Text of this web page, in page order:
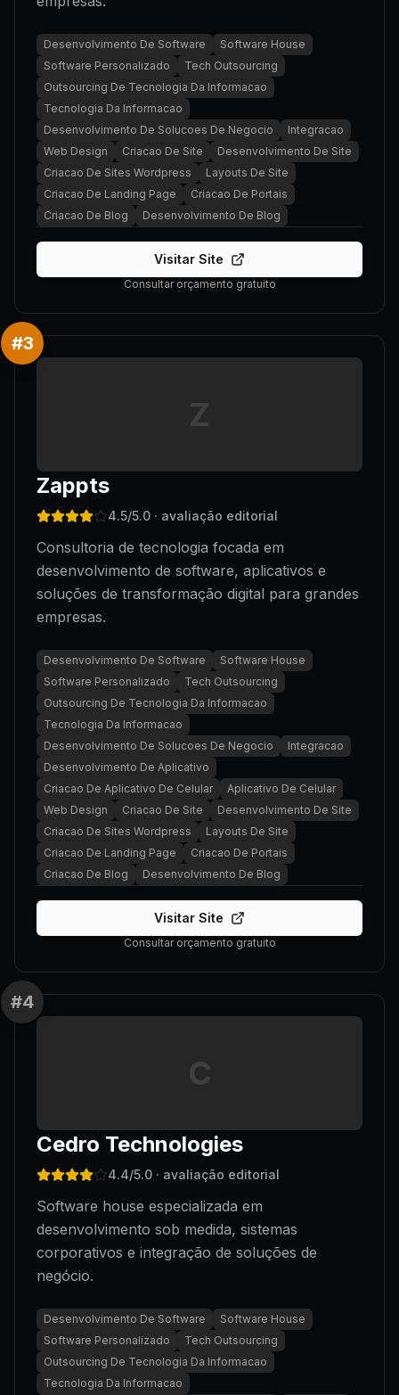
Desenvolvimento De Software
Software House
Software Personalizado
Tech Outsourcing
Outsourcing De Tecnologia Da Informacao
Tecnologia Da Informacao
Desenvolvimento De Solucoes De Negocio
Integracao
Web Design
Criacao De Site
Desenvolvimento De Site
Criacao De Sites Wordpress
Layouts De Site
Criacao De Landing Page
Criacao De Portais
Criacao De Blog
Desenvolvimento De Blog
Visitar Site
Consultar orçamento gratuito
#3
Z
Zappts
4.5/5.0 · avaliação editorial
Consultoria de tecnologia focada em
desenvolvimento de software, aplicativos e
soluções de transformação digital para grandes
empresas.
Desenvolvimento De Software
Software House
Software Personalizado
Tech Outsourcing
Outsourcing De Tecnologia Da Informacao
Tecnologia Da Informacao
Desenvolvimento De Solucoes De Negocio
Integracao
Desenvolvimento De Aplicativo
Criacao De Aplicativo De Celular
Aplicativo De Celular
Web Design
Criacao De Site
Desenvolvimento De Site
Criacao De Sites Wordpress
Layouts De Site
Criacao De Landing Page
Criacao De Portais
Criacao De Blog
Desenvolvimento De Blog
Visitar Site
Consultar orçamento gratuito
#4
C
Cedro Technologies
4.4/5.0 · avaliação editorial
Software house especializada em
desenvolvimento sob medida, sistemas
corporativos e integração de soluções de
negócio.
Desenvolvimento De Software
Software House
Software Personalizado
Tech Outsourcing
Outsourcing De Tecnologia Da Informacao
Tecnologia Da Informacao